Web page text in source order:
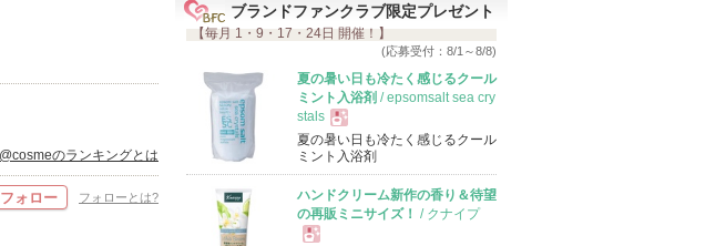
@cosmeのランキングとは
フォロー フォローとは?
ブランドファンクラブ限定プレゼント
【毎月 1・9・17・24日 開催！】
(応募受付：8/1～8/8)
夏の暑い日も冷たく感じるクール
ミント入浴剤 / epsomsalt sea cry
stals
現
品
夏の暑い日も冷たく感じるクール
ミント入浴剤
ハンドクリーム新作の香り＆待望
の再販ミニサイズ！
/ クナイプ